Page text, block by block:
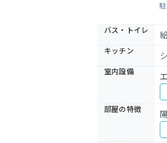
バス・トイレ
キッチン
室内設備
部屋の特徴